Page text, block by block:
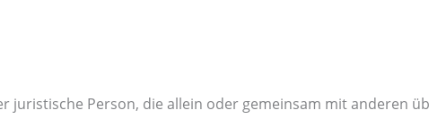
juristische Person, die allein oder gemeinsam mit anderen